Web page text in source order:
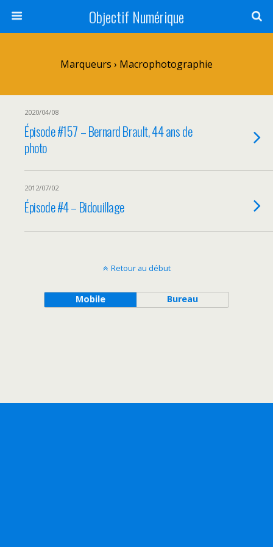
Objectif Numérique
Marqueurs › Macrophotographie
2020/04/08
Épisode #157 – Bernard Brault, 44 ans de
photo
2012/07/02
Épisode #4 – Bidouillage
Retour au début
Mobile Bureau